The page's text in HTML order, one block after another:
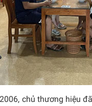
chủ thương hiệu